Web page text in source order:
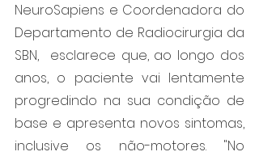
NeuroSapiens e Coordenadora do
Departamento de Radiocirurgia da
SBN,  esclarece que, ao longo dos
anos, o paciente vai lentamente
progredindo na sua condição de
base e apresenta novos sintomas,
inclusive os não-motores. "No